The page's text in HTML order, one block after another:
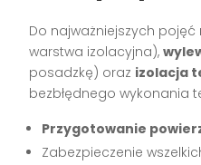
Do najważniejszych pojęć
warstwa izolacyjna),
posadzkę) oraz izolacja
bezbłędnego wykonania
Przygotowanie
Zabezpieczenie